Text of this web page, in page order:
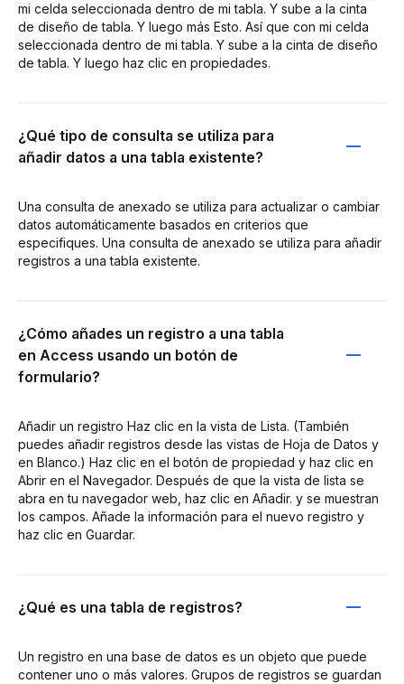
mi celda seleccionada dentro de mi tabla. Y sube a la cinta
de diseño de tabla. Y luego más Esto. Así que con mi celda
seleccionada dentro de mi tabla. Y sube a la cinta de diseño
de tabla. Y luego haz clic en propiedades.
¿Qué tipo de consulta se utiliza para
añadir datos a una tabla existente?
Una consulta de anexado se utiliza para actualizar o cambiar
datos automáticamente basados en criterios que
especifiques. Una consulta de anexado se utiliza para añadir
registros a una tabla existente.
¿Cómo añades un registro a una tabla
en Access usando un botón de
formulario?
Añadir un registro Haz clic en la vista de Lista. (También
puedes añadir registros desde las vistas de Hoja de Datos y
en Blanco.) Haz clic en el botón de propiedad y haz clic en
Abrir en el Navegador. Después de que la vista de lista se
abra en tu navegador web, haz clic en Añadir. y se muestran
los campos. Añade la información para el nuevo registro y
haz clic en Guardar.
¿Qué es una tabla de registros?
Un registro en una base de datos es un objeto que puede
contener uno o más valores. Grupos de registros se guardan